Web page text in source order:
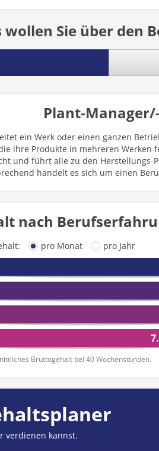
wollen Sie über den
Plant-
ein Werk oder einen ganzen
ihre Produkte in mehreren Werken
und führt alle zu den Herstellungs-
handelt es sich um einen
nach
pro Monat
pro Jahr
Bruttogehalt bei 40 Wochenstunden.
verdienen kannst.